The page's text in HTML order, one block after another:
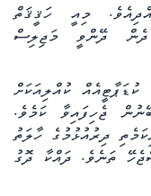
މިއީ ހަޤީޤަތް
ދެން ދޭންވީ މަޖިލިސް
ކުއްލިއަކަށް
ޖެހިފައިވާ ކަމެވެ.
ދިރުއުޅުމުގެ ހާލަތު
ތަނެވެ. ދައްކާ ދޮގު